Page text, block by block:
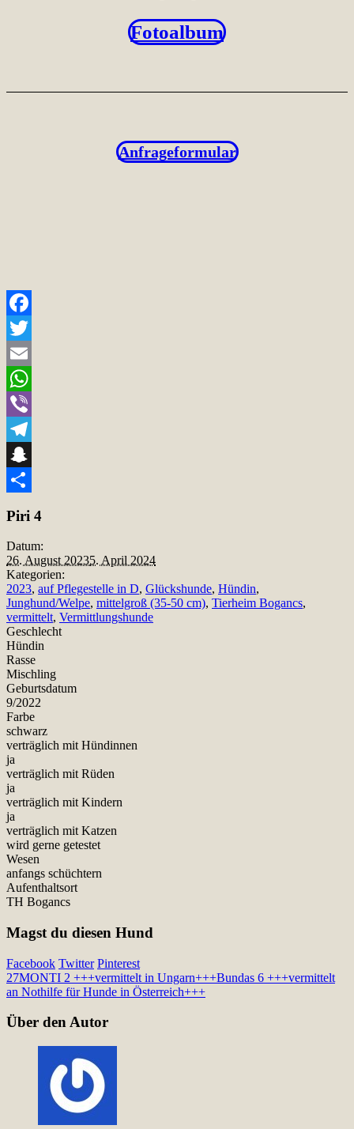
Fotoalbum
Anfrageformular
Facebook
Twitter
Email
WhatsApp
Viber
Telegram
Snapchat
Piri 4
Datum:
26. August 20235. April 2024
Kategorien:
2023, auf Pflegestelle in D, Glückshunde, Hündin,
Junghund/Welpe, mittelgroß (35-50 cm), Tierheim Bogancs,
vermittelt, Vermittlungshunde
Geschlecht
Hündin
Rasse
Mischling
Geburtsdatum
9/2022
Farbe
schwarz
verträglich mit Hündinnen
ja
verträglich mit Rüden
ja
verträglich mit Kindern
ja
verträglich mit Katzen
wird gerne getestet
Wesen
anfangs schüchtern
Aufenthaltsort
TH Bogancs
Magst du diesen Hund
Facebook Twitter Pinterest
27MONTI 2 +++vermittelt in Ungarn+++Bundas 6 +++vermittelt
an Nothilfe für Hunde in Österreich+++
Über den Autor